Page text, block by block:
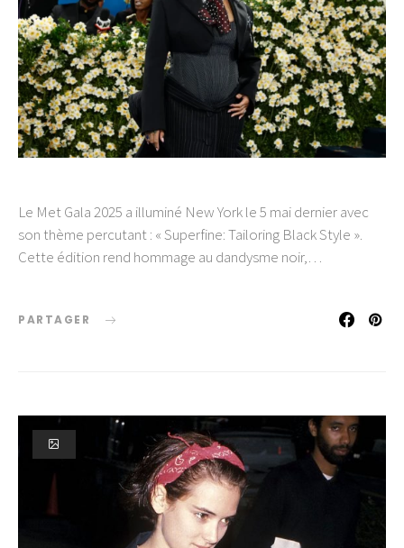
Le Met Gala 2025 a illuminé New York le 5 mai dernier avec
son thème percutant : « Superfine: Tailoring Black Style ».
Cette édition rend hommage au dandysme noir,…
PARTAGER